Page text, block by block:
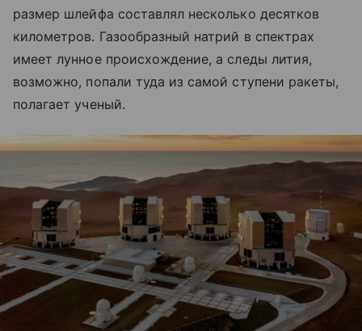
размер шлейфа составлял несколько десятков
километров. Газообразный натрий в спектрах
имеет лунное происхождение, а следы лития,
возможно, попали туда из самой ступени ракеты,
полагает ученый.